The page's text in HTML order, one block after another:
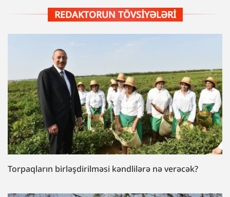
REDAKTORUN TÖVSIYƏLƏRI
Torpaqların birləşdirilməsi kəndlilərə nə verəcək?